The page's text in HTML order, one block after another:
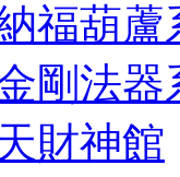
福葫蘆
剛法器
財神館